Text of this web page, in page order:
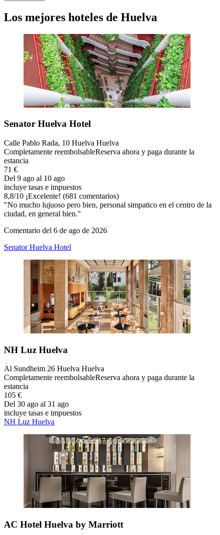
Los mejores hoteles de Huelva
Senator Huelva Hotel
Calle Pablo Rada, 10 Huelva Huelva
Completamente reembolsableReserva ahora y paga durante la
estancia
71 €
Del 9 ago al 10 ago
incluye tasas e impuestos
8,8/10 ¡Excelente! (681 comentarios)
"No mucho lujuoso pero bien, personal simpatico en el centro de la
ciudad, en general bien."
Comentario del 6 de ago de 2026
Senator Huelva Hotel
NH Luz Huelva
Al Sundheim 26 Huelva Huelva
Completamente reembolsableReserva ahora y paga durante la
estancia
105 €
Del 30 ago al 31 ago
incluye tasas e impuestos
NH Luz Huelva
AC Hotel Huelva by Marriott